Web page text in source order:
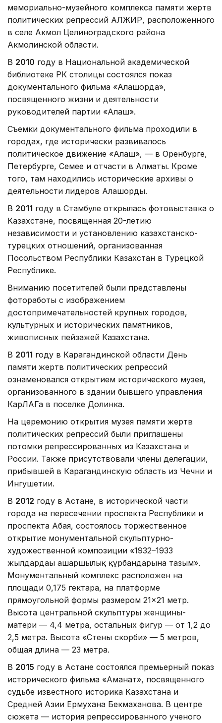
мемориально-музейного комплекса памяти жертв
политических репрессий АЛЖИР, расположенного
в селе Акмол Целиноградского района
Акмолинской области.
В 2010 году в Национальной академической
библиотеке РК столицы состоялся показ
документального фильма «Алашорда»,
посвященного жизни и деятельности
руководителей партии «Алаш».
Съемки документального фильма проходили в
городах, где исторически развивалось
политическое движение «Алаш», — в Оренбурге,
Петербурге, Семее и отчасти в Алматы. Кроме
того, там находились исторические архивы о
деятельности лидеров Алашорды.
В 2011 году в Стамбуле открылась фотовыставка о
Казахстане, посвященная 20-летию
независимости и установлению казахстанско-
турецких отношений, организованная
Посольством Республики Казахстан в Турецкой
Республике.
Вниманию посетителей были представлены
фотоработы с изображением
достопримечательностей крупных городов,
культурных и исторических памятников,
живописных пейзажей Казахстана.
В 2011 году в Карагандинской области День
памяти жертв политических репрессий
ознаменовался открытием исторического музея,
организованного в здании бывшего управления
КарЛАГа в поселке Долинка.
На церемонию открытия музея памяти жертв
политических репрессий были приглашены
потомки репрессированных из Казахстана и
России. Также присутствовали члены делегации,
прибывшей в Карагандинскую область из Чечни и
Ингушетии.
В 2012 году в Астане, в исторической части
города на пересечении проспекта Республики и
проспекта Абая, состоялось торжественное
открытие монументальной скульптурно-
художественной композиции «1932–1933
жылдардағы ашаршылық құрбандарына тағзым».
Монументальный комплекс расположен на
площади 0,175 гектара, на платформе
прямоугольной формы размером 21×21 метр.
Высота центральной скульптуры женщины-
матери — 4,4 метра, остальных фигур — от 1,2 до
2,5 метра. Высота «Стены скорби» — 5 метров,
общая длина — 23 метра.
В 2015 году в Астане состоялся премьерный показ
исторического фильма «Аманат», посвященного
судьбе известного историка Казахстана и
Средней Азии Ермухана Бекмаханова. В центре
сюжета — история репрессированного ученого